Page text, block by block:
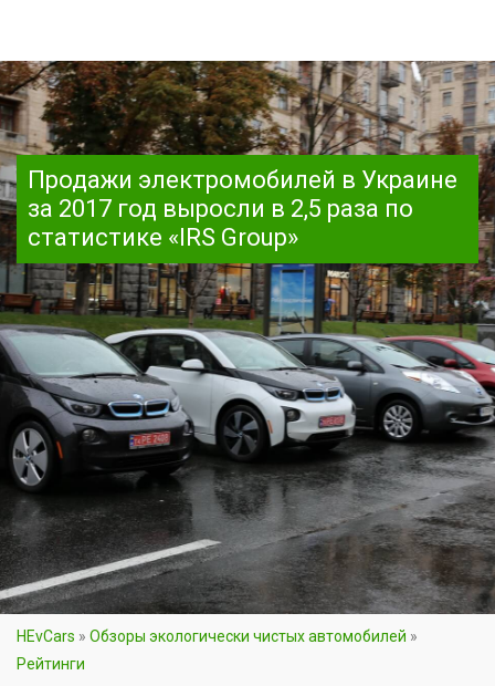
Продажи электромобилей в Украине
за 2017 год выросли в 2,5 раза по
статистике «IRS Group»
HEvCars » Обзоры экологически чистых автомобилей »
Рейтинги